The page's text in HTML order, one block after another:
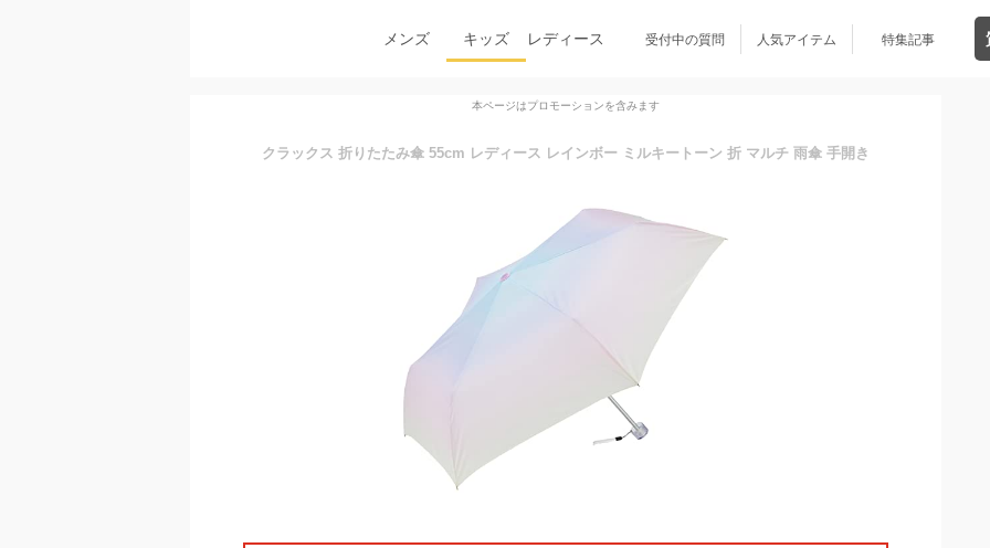
メンズ キッズ レディース 受付中の質問 人気アイテム 特集記事
本ページはプロモーションを含みます
クラックス 折りたたみ傘 55cm レディース レインボー ミルキートーン 折 マルチ 雨傘 手開き